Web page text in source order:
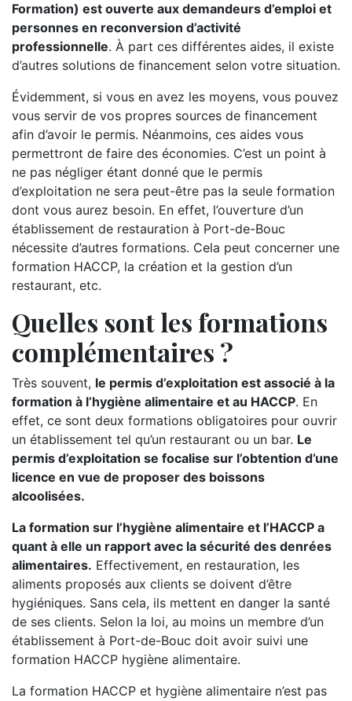
Formation) est ouverte aux demandeurs d’emploi et
personnes en reconversion d’activité
professionnelle. À part ces différentes aides, il existe
d’autres solutions de financement selon votre situation.
Évidemment, si vous en avez les moyens, vous pouvez
vous servir de vos propres sources de financement
afin d’avoir le permis. Néanmoins, ces aides vous
permettront de faire des économies. C’est un point à
ne pas négliger étant donné que le permis
d’exploitation ne sera peut-être pas la seule formation
dont vous aurez besoin. En effet, l’ouverture d’un
établissement de restauration à Port-de-Bouc
nécessite d’autres formations. Cela peut concerner une
formation HACCP, la création et la gestion d’un
restaurant, etc.
Quelles sont les formations
complémentaires ?
Très souvent, le permis d’exploitation est associé à la
formation à l’hygiène alimentaire et au HACCP. En
effet, ce sont deux formations obligatoires pour ouvrir
un établissement tel qu’un restaurant ou un bar. Le
permis d’exploitation se focalise sur l’obtention d’une
licence en vue de proposer des boissons
alcoolisées.
La formation sur l’hygiène alimentaire et l’HACCP a
quant à elle un rapport avec la sécurité des denrées
alimentaires. Effectivement, en restauration, les
aliments proposés aux clients se doivent d’être
hygiéniques. Sans cela, ils mettent en danger la santé
de ses clients. Selon la loi, au moins un membre d’un
établissement à Port-de-Bouc doit avoir suivi une
formation HACCP hygiène alimentaire.
La formation HACCP et hygiène alimentaire n’est pas